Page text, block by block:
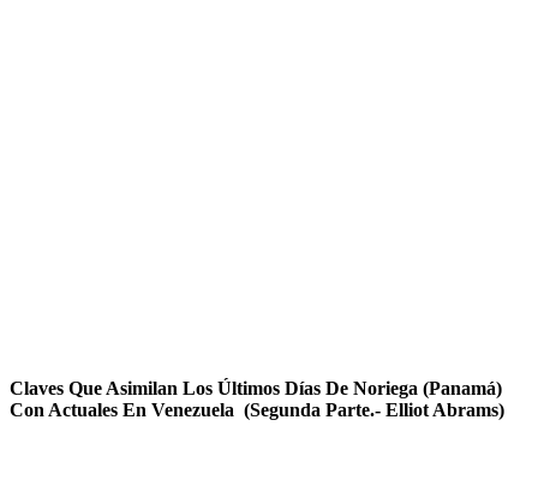
Claves Que Asimilan Los Últimos Días De Noriega (Panamá)
Con Actuales En Venezuela (Segunda Parte.- Elliot Abrams)